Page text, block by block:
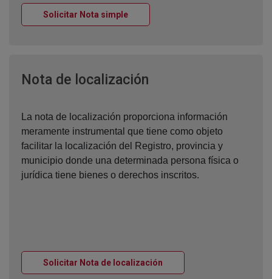
Solicitar Nota simpleVentana nueva
Nota de localización
La nota de localización proporciona información
meramente instrumental que tiene como objeto
facilitar la localización del Registro, provincia y
municipio donde una determinada persona física o
jurídica tiene bienes o derechos inscritos.
Solicitar Nota de localización